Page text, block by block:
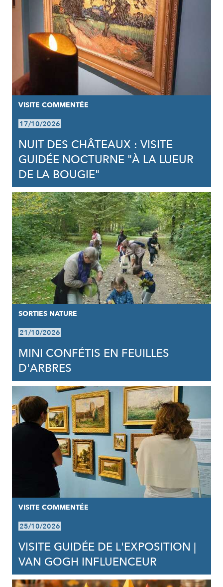
VISITE COMMENTÉE
17/10/2026
NUIT DES CHÂTEAUX : VISITE
GUIDÉE NOCTURNE "À LA LUEUR
DE LA BOUGIE"
SORTIES NATURE
21/10/2026
MINI CONFÉTIS EN FEUILLES
D'ARBRES
VISITE COMMENTÉE
25/10/2026
VISITE GUIDÉE DE L'EXPOSITION |
VAN GOGH INFLUENCEUR